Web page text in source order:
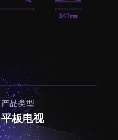
产品类型
平板电视